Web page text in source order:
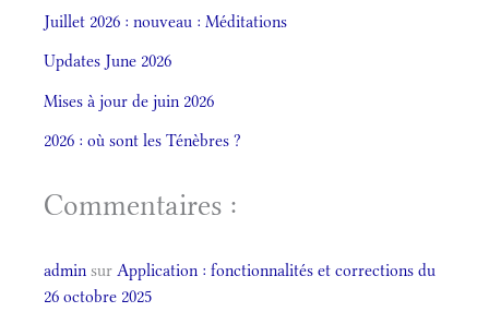
Juillet 2026 : nouveau : Méditations
Updates June 2026
Mises à jour de juin 2026
2026 : où sont les Ténèbres ?
Commentaires :
admin sur Application : fonctionnalités et corrections du
26 octobre 2025